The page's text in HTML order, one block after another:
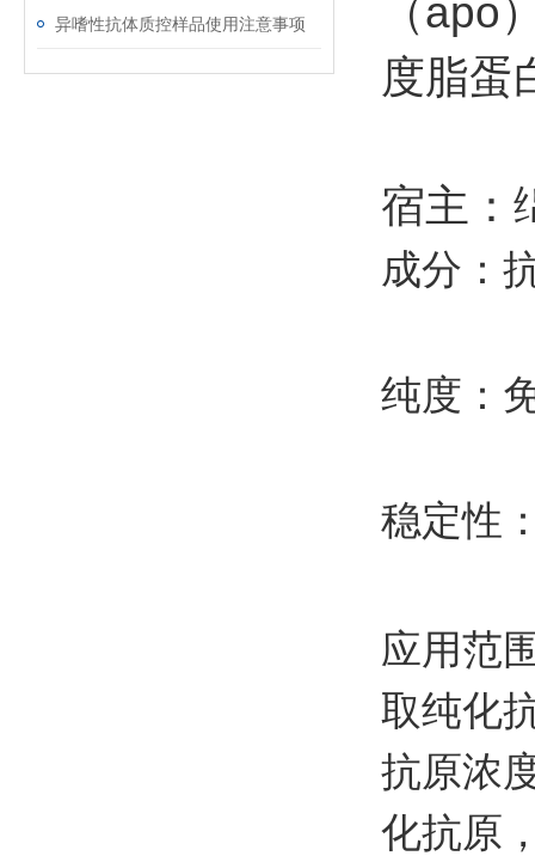
异嗜性抗体质控样品使用注意事项
（apo
度脂蛋
宿主：
成分：
纯度：
稳定性
应用范
取纯化
抗原浓
化抗原